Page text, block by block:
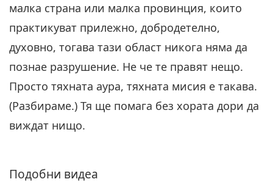
Прилежна групова
медитация, за да защитим
себе си и света, част 5 от 6
Между Учителя и учениците 2022-06-18 Преглед
Прилежна групова
медитация, за да защитим
малка страна или малка провинция, които
практикуват прилежно, добродетелно,
духовно, тогава тази област никога няма да
познае разрушение. Не че те правят нещо.
Просто тяхната аура, тяхната мисия е такава.
(Разбираме.) Тя ще помага без хората дори да
виждат нищо.
Подобни видеа